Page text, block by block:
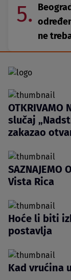
5.
ne
slučaj
zakazao
Vista Rica
Hoće li biti
postavlja
Kad vrućina